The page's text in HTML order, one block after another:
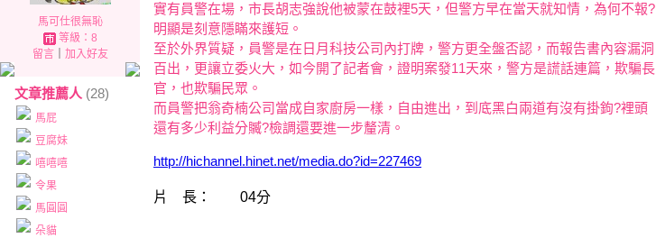
馬可仕很無恥
等級：8
留言｜ 加入好友
文章推薦人 (28)
馬屁
豆腐妹
嘻嘻嘻
令果
馬圓圓
朵貓
實有員警在場，市長胡志強說他被蒙在鼓裡5天，但警方早在當天就知情，為何不報?
明顯是刻意隱瞞來護短。
至於外界質疑，員警是在日月科技公司內打牌，警方更全盤否認，而報告書內容漏洞
百出，更讓立委火大，如今開了記者會，證明案發11天來，警方是謊話連篇，欺騙長
官，也欺騙民眾。
而員警把翁奇楠公司當成自家廚房一樣，自由進出，到底黑白兩道有沒有掛鉤?裡頭
還有多少利益分贓?檢調還要進一步釐清。
http://hichannel.hinet.net/media.do?id=227469
片 長： 04分